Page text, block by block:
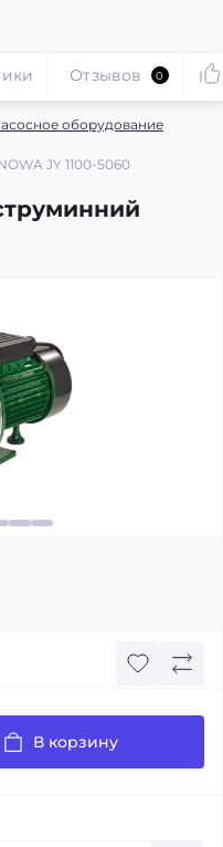
оборудование
JY 1100-5060
Отзывов 0
В корзину